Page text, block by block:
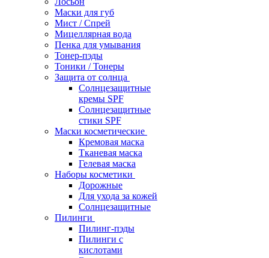
Маски для губ
Мист / Спрей
Мицеллярная вода
Пенка для умывания
Тонер-пэды
Тоники / Тонеры
Защита от солнца
Солнцезащитные
кремы SPF
Солнцезащитные
стики SPF
Маски косметические
Кремовая маска
Тканевая маска
Гелевая маска
Наборы косметики
Дорожные
Для ухода за кожей
Солнцезащитные
Пилинги
Пилинг-пэды
Пилинги с
кислотами